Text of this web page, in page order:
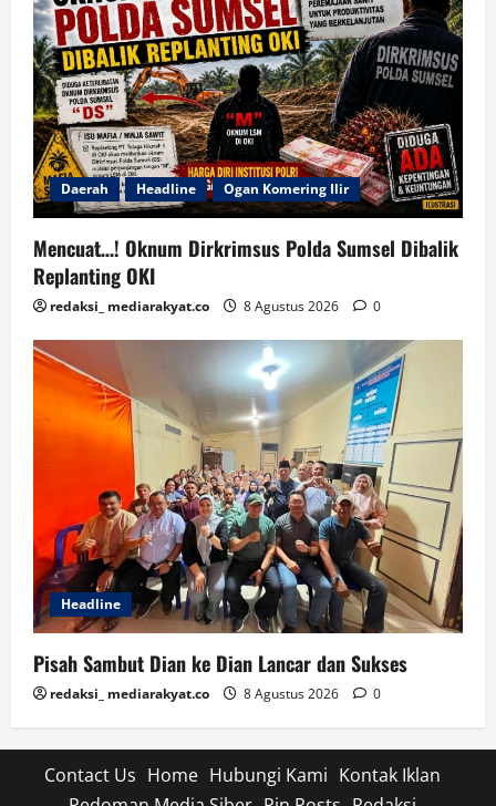
Daerah Headline Ogan Komering Ilir
Mencuat…! Oknum Dirkrimsus Polda Sumsel Dibalik
Replanting OKI
redaksi_ mediarakyat.co 8 Agustus 2026 0
Headline
Pisah Sambut Dian ke Dian Lancar dan Sukses
redaksi_ mediarakyat.co 8 Agustus 2026 0
Contact Us Home Hubungi Kami Kontak Iklan